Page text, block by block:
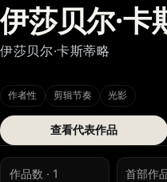
伊莎贝尔·卡
伊莎贝尔·卡斯蒂略
作者性 剪辑节奏 光影
查看代表作品
作品数 · 1 首部作